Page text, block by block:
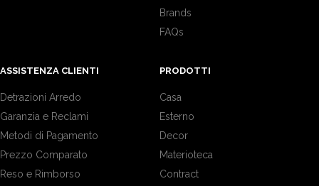
Brands
FAQs
ASSISTENZA CLIENTI
Detrazioni Arredo
Garanzia e Reclami
Metodi di Pagamento
Prezzo Comparato
Reso e Rimborso
PRODOTTI
Casa
Esterno
Decor
Materioteca
Contract